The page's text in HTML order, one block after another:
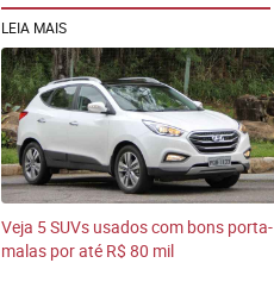
LEIA MAIS
Veja 5 SUVs usados com bons porta-
malas por até R$ 80 mil